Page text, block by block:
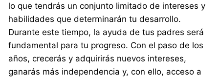
lo que tendrás un conjunto limitado de intereses y
habilidades que determinarán tu desarrollo.
Durante este tiempo, la ayuda de tus padres será
fundamental para tu progreso. Con el paso de los
años, crecerás y adquirirás nuevos intereses,
ganarás más independencia y, con ello, acceso a